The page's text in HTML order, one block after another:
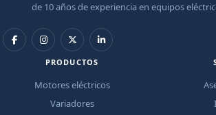
de 10 años de experiencia en equipos
PRODUCTOS
Motores eléctricos
Variadores